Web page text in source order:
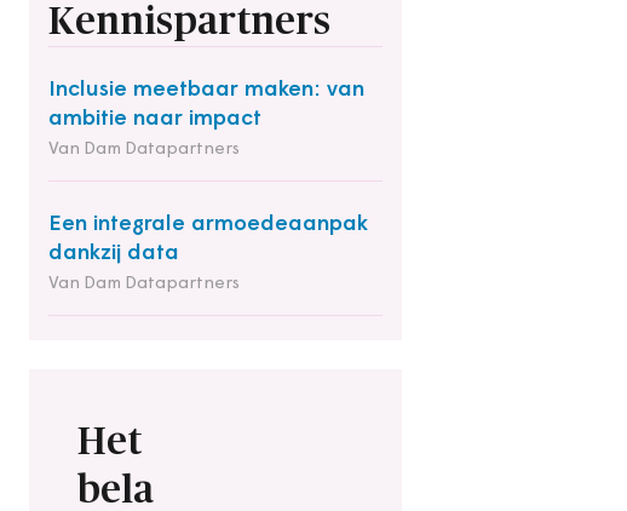
Kennispartners
Inclusie meetbaar maken: van
ambitie naar impact
Van Dam Datapartners
Een integrale armoedeaanpak
dankzij data
Van Dam Datapartners
Het
bela